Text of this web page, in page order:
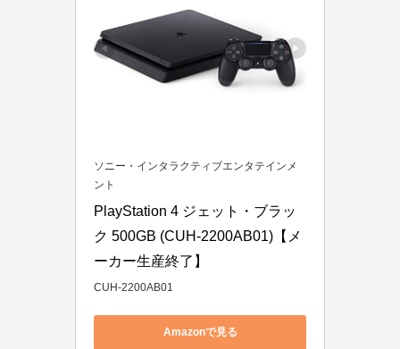
ソニー・インタラクティブエンタテインメ
ント
PlayStation 4 ジェット・ブラッ
ク 500GB (CUH-2200AB01)【メ
ーカー生産終了】
CUH-2200AB01
Amazonで見る